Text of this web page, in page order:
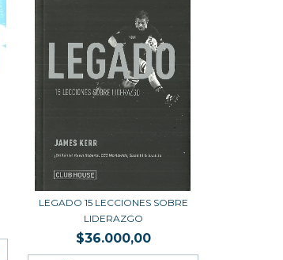
LEGADO 15 LECCIONES SOBRE
LIDERAZGO
$36.000,00